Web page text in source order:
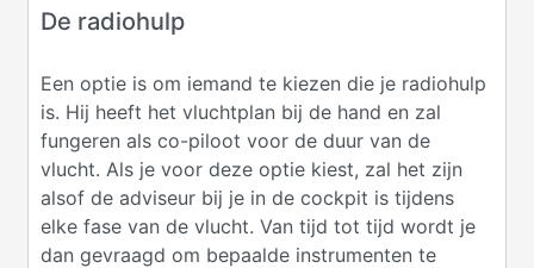
De radiohulp
Een optie is om iemand te kiezen die je radiohulp
is. Hij heeft het vluchtplan bij de hand en zal
fungeren als co-piloot voor de duur van de
vlucht. Als je voor deze optie kiest, zal het zijn
alsof de adviseur bij je in de cockpit is tijdens
elke fase van de vlucht. Van tijd tot tijd wordt je
dan gevraagd om bepaalde instrumenten te